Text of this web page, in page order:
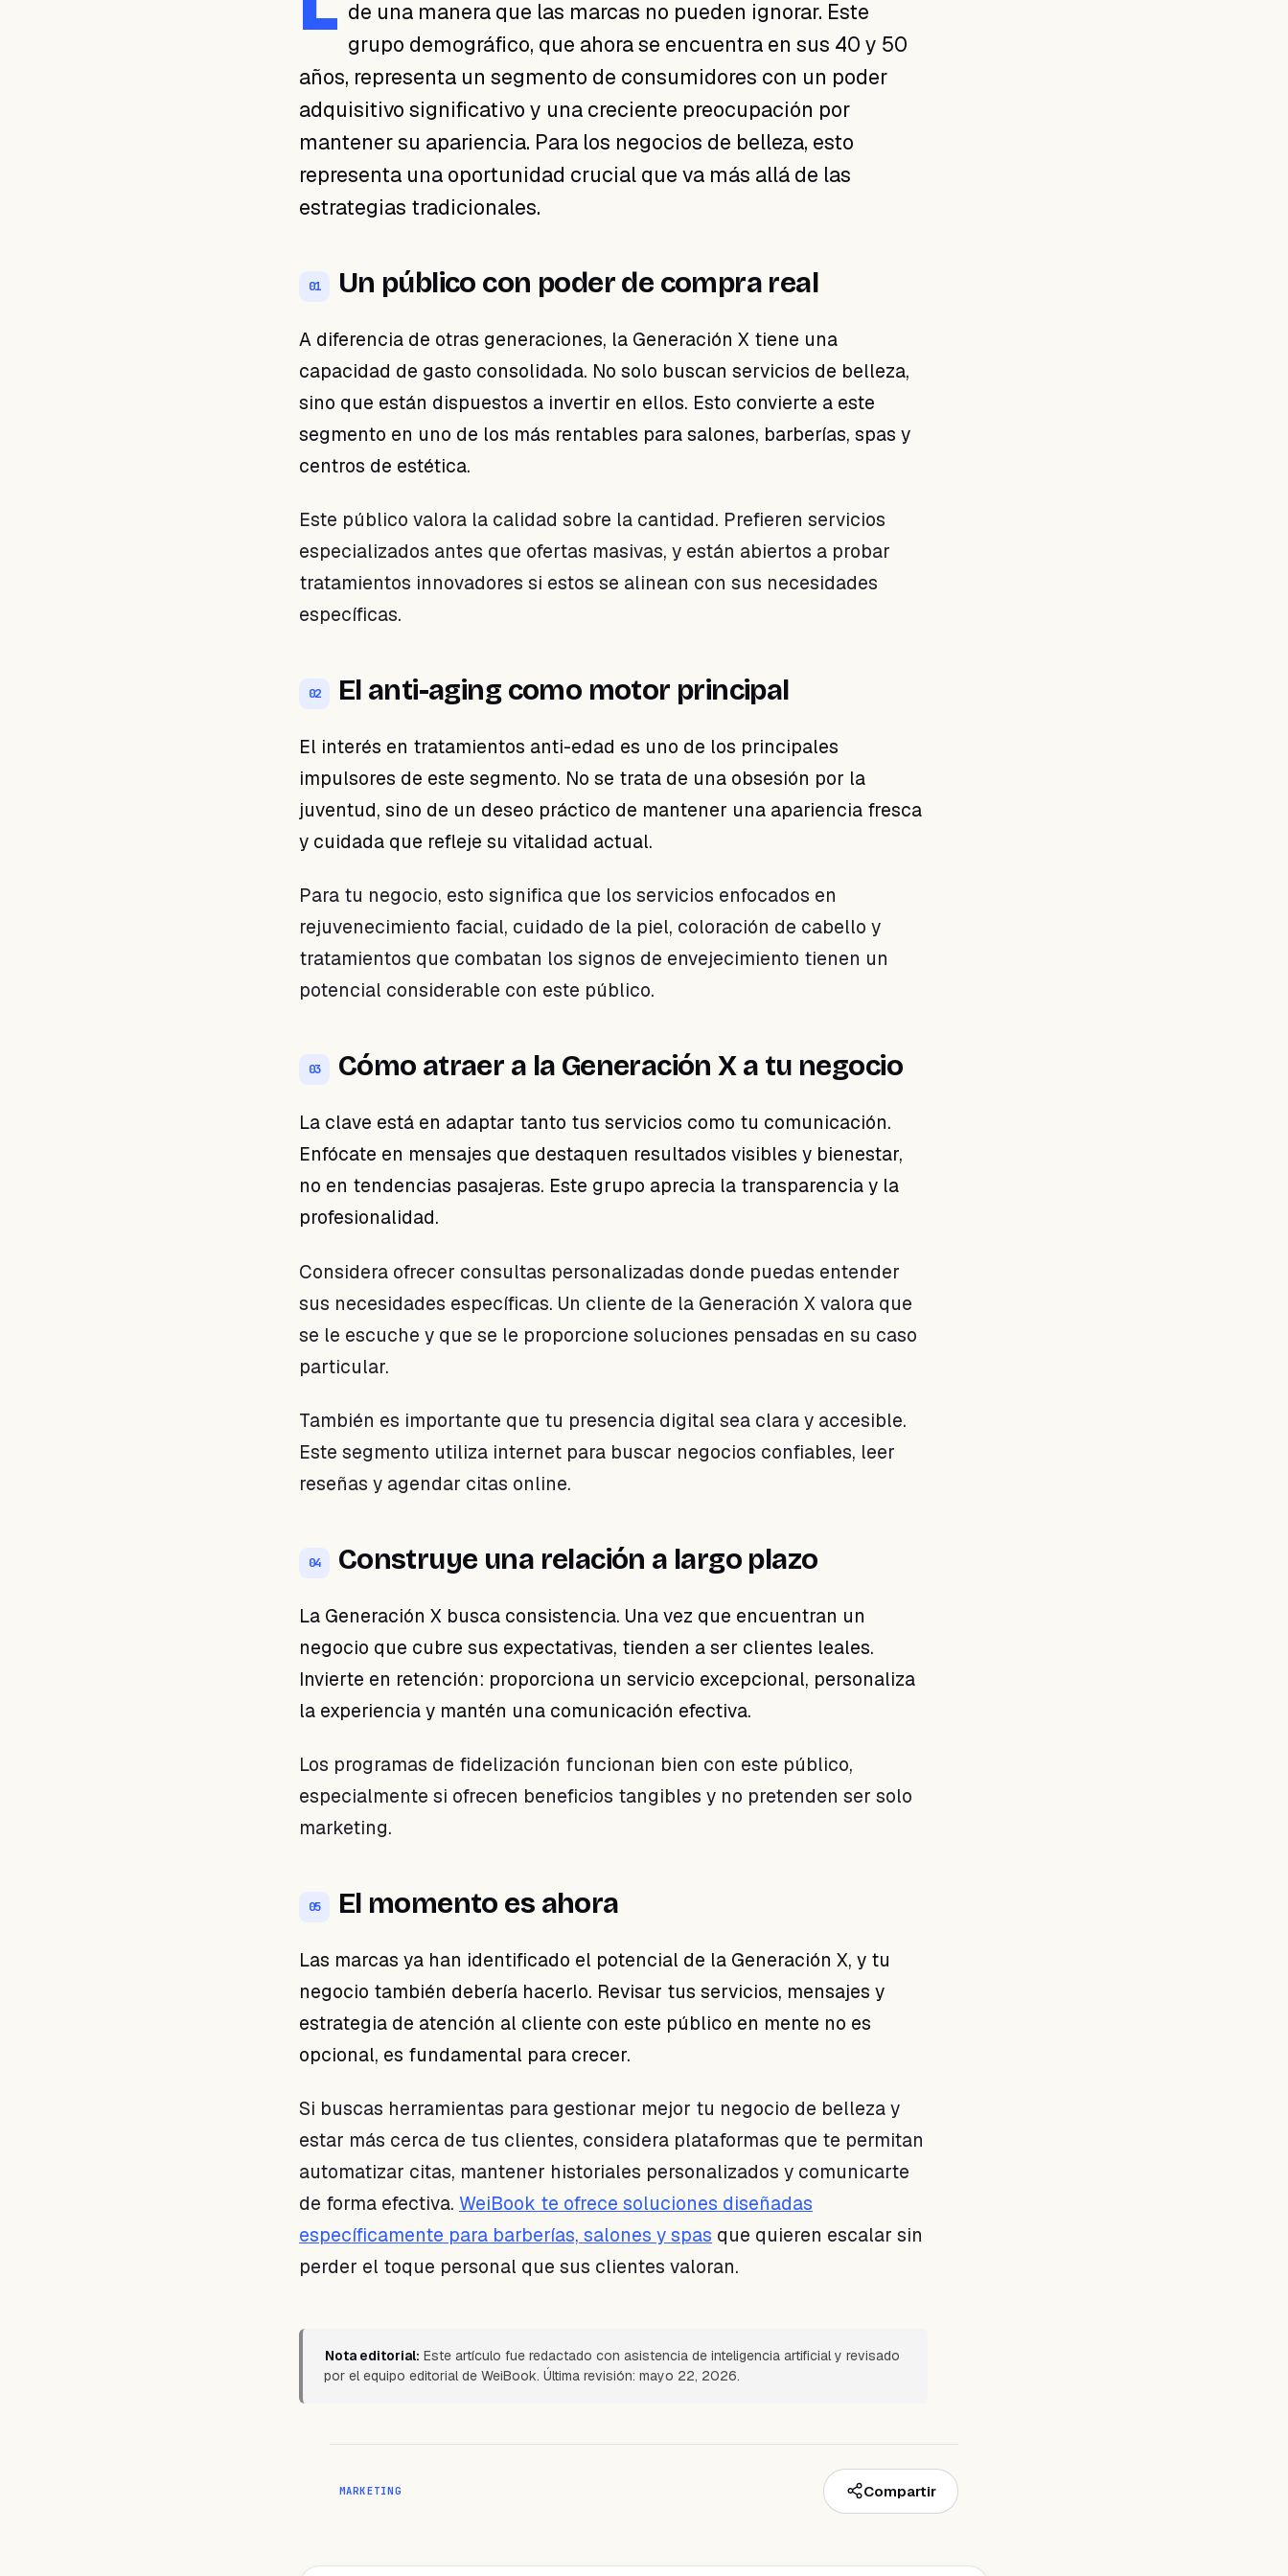
de una manera que las marcas no pueden ignorar. Este
grupo demográfico, que ahora se encuentra en sus 40 y 50
años, representa un segmento de consumidores con un poder
adquisitivo significativo y una creciente preocupación por
mantener su apariencia. Para los negocios de belleza, esto
representa una oportunidad crucial que va más allá de las
estrategias tradicionales.
01 Un público con poder de compra real
A diferencia de otras generaciones, la Generación X tiene una
capacidad de gasto consolidada. No solo buscan servicios de belleza,
sino que están dispuestos a invertir en ellos. Esto convierte a este
segmento en uno de los más rentables para salones, barberías, spas y
centros de estética.
Este público valora la calidad sobre la cantidad. Prefieren servicios
especializados antes que ofertas masivas, y están abiertos a probar
tratamientos innovadores si estos se alinean con sus necesidades
específicas.
02 El anti-aging como motor principal
El interés en tratamientos anti-edad es uno de los principales
impulsores de este segmento. No se trata de una obsesión por la
juventud, sino de un deseo práctico de mantener una apariencia fresca
y cuidada que refleje su vitalidad actual.
Para tu negocio, esto significa que los servicios enfocados en
rejuvenecimiento facial, cuidado de la piel, coloración de cabello y
tratamientos que combatan los signos de envejecimiento tienen un
potencial considerable con este público.
03 Cómo atraer a la Generación X a tu negocio
La clave está en adaptar tanto tus servicios como tu comunicación.
Enfócate en mensajes que destaquen resultados visibles y bienestar,
no en tendencias pasajeras. Este grupo aprecia la transparencia y la
profesionalidad.
Considera ofrecer consultas personalizadas donde puedas entender
sus necesidades específicas. Un cliente de la Generación X valora que
se le escuche y que se le proporcione soluciones pensadas en su caso
particular.
También es importante que tu presencia digital sea clara y accesible.
Este segmento utiliza internet para buscar negocios confiables, leer
reseñas y agendar citas online.
04 Construye una relación a largo plazo
La Generación X busca consistencia. Una vez que encuentran un
negocio que cubre sus expectativas, tienden a ser clientes leales.
Invierte en retención: proporciona un servicio excepcional, personaliza
la experiencia y mantén una comunicación efectiva.
Los programas de fidelización funcionan bien con este público,
especialmente si ofrecen beneficios tangibles y no pretenden ser solo
marketing.
05 El momento es ahora
Las marcas ya han identificado el potencial de la Generación X, y tu
negocio también debería hacerlo. Revisar tus servicios, mensajes y
estrategia de atención al cliente con este público en mente no es
opcional, es fundamental para crecer.
Si buscas herramientas para gestionar mejor tu negocio de belleza y
estar más cerca de tus clientes, considera plataformas que te permitan
automatizar citas, mantener historiales personalizados y comunicarte
de forma efectiva. WeiBook te ofrece soluciones diseñadas
específicamente para barberías, salones y spas que quieren escalar sin
perder el toque personal que sus clientes valoran.
Nota editorial: Este artículo fue redactado con asistencia de inteligencia artificial y revisado
por el equipo editorial de WeiBook. Última revisión: mayo 22, 2026.
MARKETING Compartir